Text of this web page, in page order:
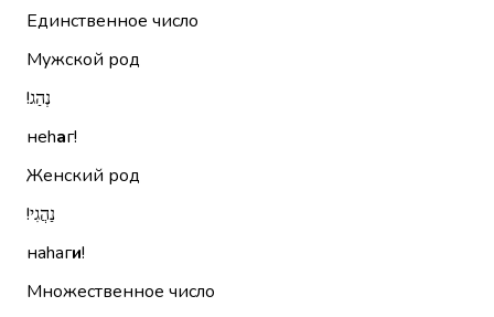
Единственное число
Мужской род
נְהַג!‏
неhаг!
Женский род
נַהֲגִי!‏
наhаги!
Множественное число